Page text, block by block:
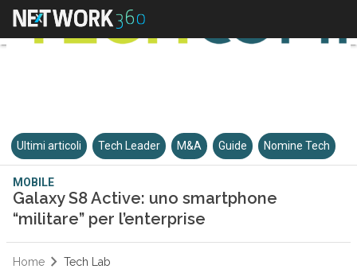
Ultimi articoli Tech Leader M&A Guide Nomine Tech
MOBILE
Galaxy S8 Active: uno smartphone
“militare” per l’enterprise
Home Tech Lab